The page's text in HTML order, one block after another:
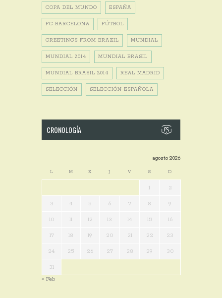
COPA DEL MUNDO ESPAÑA
FC BARCELONA FÚTBOL
GREETINGS FROM BRAZIL MUNDIAL
MUNDIAL 2014 MUNDIAL BRASIL
MUNDIAL BRASIL 2014 REAL MADRID
SELECCIÓN SELECCIÓN ESPAÑOLA
CRONOLOGÍA
agosto 2026
L M X J V S D
1 2
3 4 5 6 7 8 9
10 11 12 13 14 15 16
17 18 19 20 21 22 23
24 25 26 27 28 29 30
31
« Feb